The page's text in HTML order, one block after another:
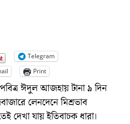
Telegram
Print
পবিত্র ঈদুল আজহায় টানা ৯ দিন
লেনদেনে মিশ্রভাব
যায় ইতিবাচক ধারা।